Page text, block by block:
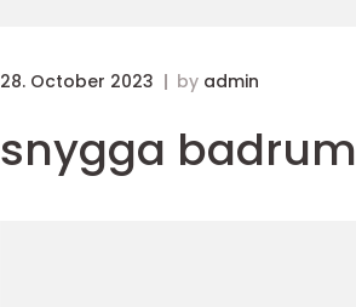
28. October 2023 by admin
snygga badrum